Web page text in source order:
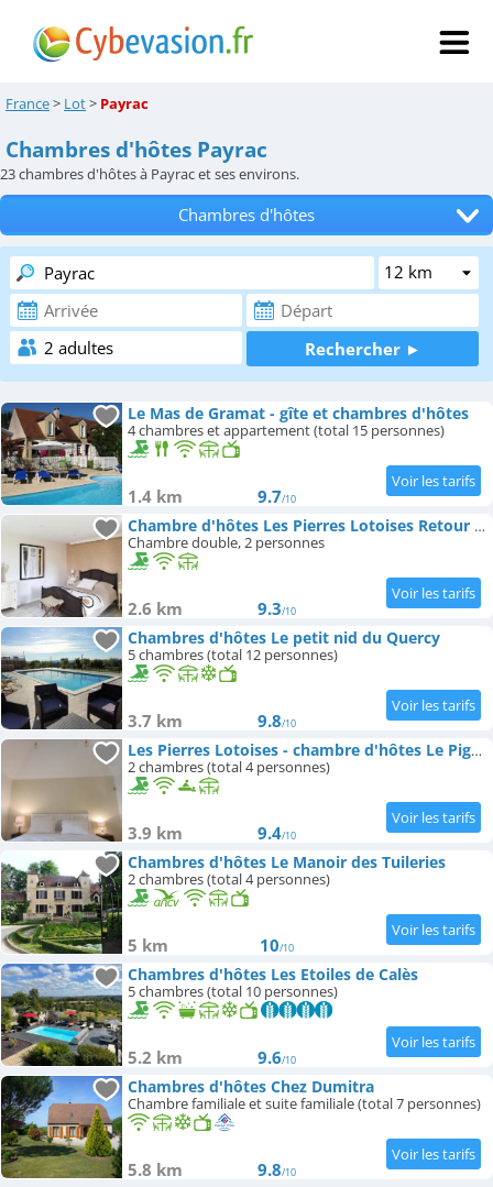
France> Lot> Payrac
Chambres d'hôtes Payrac
23chambres d'hôtes à Payrac et ses environs.
Chambres d'hôtes
Tous les hébergements
Hôtels
Locations de vacances
Campings
Le Mas de Gramat - gîte et chambres d'hôtes
4 chambres et appartement (total 15 personnes)
1.4 km 9.7/10
Chambre d'hôtes Les Pierres Lotoises Retour de voyages
Chambre double, 2 personnes
2.6 km 9.3/10
Chambres d'hôtes Le petit nid du Quercy
5 chambres (total 12 personnes)
3.7 km 9.8/10
Les Pierres Lotoises - chambre d'hôtes Le Pigeonnier
2 chambres (total 4 personnes)
3.9 km 9.4/10
Chambres d'hôtes Le Manoir des Tuileries
2 chambres (total 4 personnes)
5 km 10/10
Chambres d'hôtes Les Etoiles de Calès
5 chambres (total 10 personnes)
5.2 km 9.6/10
Chambres d'hôtes Chez Dumitra
Chambre familiale et suite familiale (total 7 personnes)
5.8 km 9.8/10